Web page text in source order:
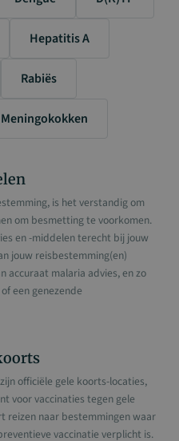
Hepatitis A
Rabiës
Meningokokken
is het verstandig om
om besmetting te voorkomen.
en -middelen terecht bij jouw
jouw reisbestemming(en)
accuraat malaria advies, en zo
een genezende
officiële gele koorts-locaties,
voor vaccinaties tegen gele
reizen naar bestemmingen waar
vaccinatie verplicht is.